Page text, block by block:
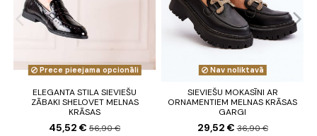
Prece pieejama opcionāli
ELEGANTA STILA SIEVIEŠU
ZĀBAKI SHELOVET MELNAS
KRĀSAS
45,52 € 56,90 €
Nav noliktavā
SIEVIEŠU MOKASĪNI AR
ORNAMENTIEM MELNAS KRĀSAS
GARGI
29,52 €36,90 €